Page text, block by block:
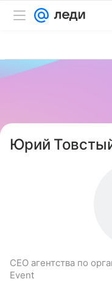
Юрий
CEO агентства по
Event